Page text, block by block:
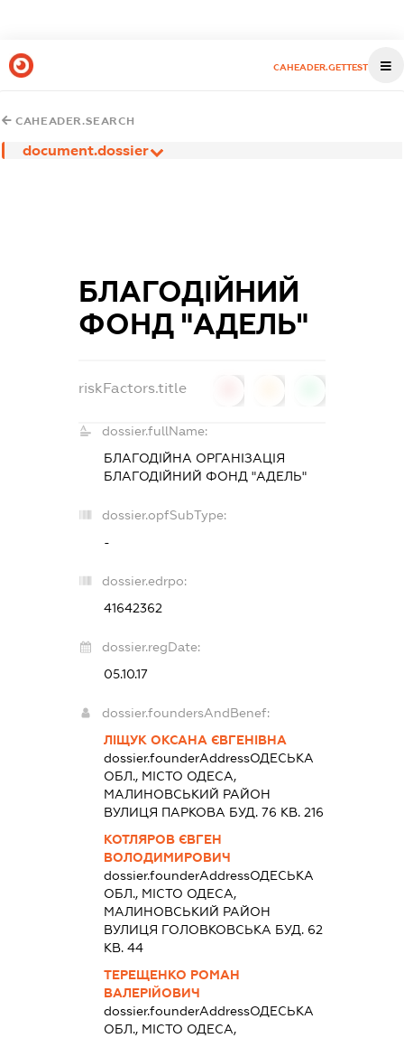
CAHEADER.GETTEST
CAHEADER.SEARCH
document.dossier
БЛАГОДІЙНИЙ
ФОНД "АДЕЛЬ"
riskFactors.title
dossier.fullName:
БЛАГОДІЙНА ОРГАНІЗАЦІЯ
БЛАГОДІЙНИЙ ФОНД "АДЕЛЬ"
dossier.opfSubType:
-
dossier.edrpo:
41642362
dossier.regDate:
05.10.17
dossier.foundersAndBenef:
ЛІЩУК ОКСАНА ЄВГЕНІВНА
dossier.founderAddressОДЕСЬКА
ОБЛ., МІСТО ОДЕСА,
МАЛИНОВСЬКИЙ РАЙОН
ВУЛИЦЯ ПАРКОВА БУД. 76 КВ. 216
КОТЛЯРОВ ЄВГЕН
ВОЛОДИМИРОВИЧ
dossier.founderAddressОДЕСЬКА
ОБЛ., МІСТО ОДЕСА,
МАЛИНОВСЬКИЙ РАЙОН
ВУЛИЦЯ ГОЛОВКОВСЬКА БУД. 62
КВ. 44
ТЕРЕЩЕНКО РОМАН
ВАЛЕРІЙОВИЧ
dossier.founderAddressОДЕСЬКА
ОБЛ., МІСТО ОДЕСА,